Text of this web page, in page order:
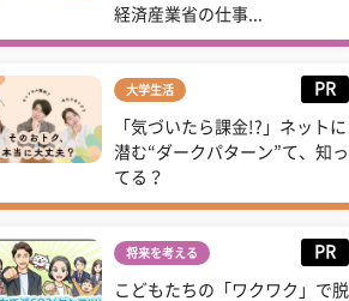
経済産業省の仕事...
大学生活 PR
「気づいたら課金!?」ネットに
潜む“ダークパターン”て、知っ
てる？
将来を考える PR
こどもたちの「ワクワク」で脱